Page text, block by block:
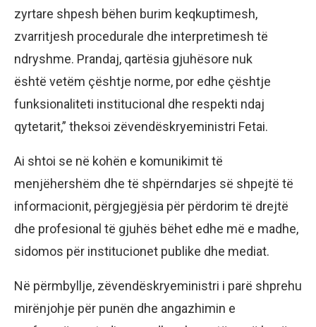
zyrtare shpesh bëhen burim keqkuptimesh,
zvarritjesh procedurale dhe interpretimesh të
ndryshme. Prandaj, qartësia gjuhësore nuk
është vetëm çështje norme, por edhe çështje
funksionaliteti institucional dhe respekti ndaj
qytetarit,” theksoi zëvendëskryeministri Fetai.
Ai shtoi se në kohën e komunikimit të
menjëhershëm dhe të shpërndarjes së shpejtë të
informacionit, përgjegjësia për përdorim të drejtë
dhe profesional të gjuhës bëhet edhe më e madhe,
sidomos për institucionet publike dhe mediat.
Në përmbyllje, zëvendëskryeministri i parë shprehu
mirënjohje për punën dhe angazhimin e